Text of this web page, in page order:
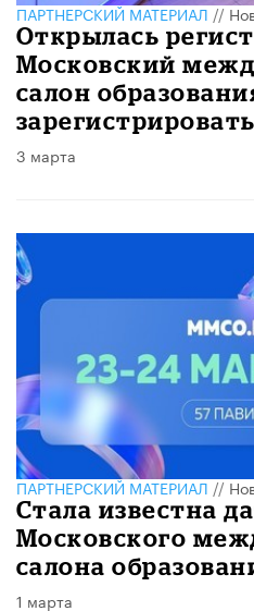
ПАРТНЕРСКИЙ МАТЕРИАЛ//
Открылась
Московский
салон
3 марта
ПАРТНЕРСКИЙ МАТЕРИАЛ//
Стала известна
Московского
салона
1 марта